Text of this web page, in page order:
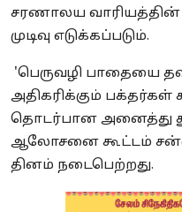
சரணாலய வாரியத்தின்
முடிவு எடுக்கப்படும்.
'பெருவழி பாதையை
அதிகரிக்கும்
தொடர்பான அனைத்து
ஆலோசனை கூட்டம்
தினம் நடைபெற்றது.